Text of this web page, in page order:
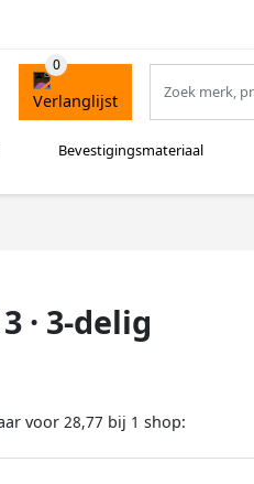
Bevestigingsmateriaal
· 3-delig
voor 28,77 bij 1 shop: